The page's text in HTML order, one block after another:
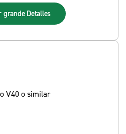
grande Detalles